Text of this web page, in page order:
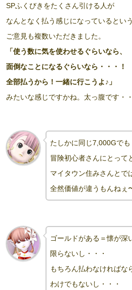
SPふくびきをたくさん引ける人が
なんとなく払う感じになっているという
ご意見も複数いただきました。
「使う数に気を使わせるぐらいなら、
面倒なことになるぐらいなら・・・！
全部払うから！一緒に行こうよ♪」
みたいな感じですかね。太っ腹です・
たしかに同じ7,000Gでも
冒険初心者さんにとって
マイタウン住みさんとで
全然価値が違うもんねぇ
ゴールドがある＝懐が深
限らないし・・・
もちろん払わなければな
わけでもないし・・・